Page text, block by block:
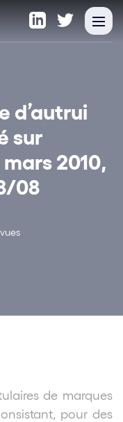
d’autrui
sur
2010,
08
de marques
pour des